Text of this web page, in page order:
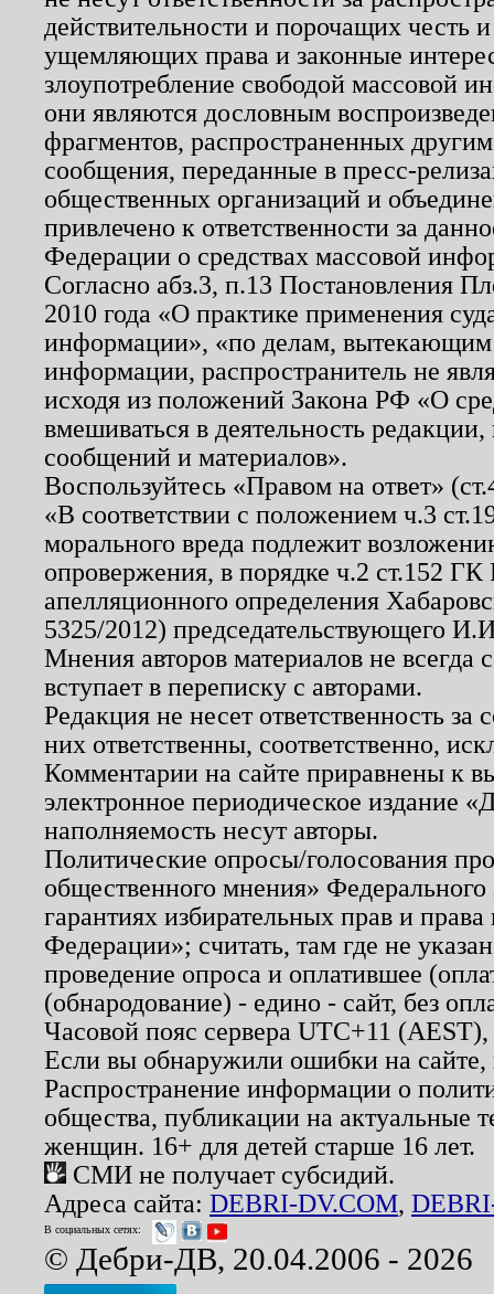
действительности и порочащих честь
ущемляющих права и законные
злоупотребление свободой массовой
они являются дословным
фрагментов, распространенных
сообщения, переданные в пресс-
общественных организаций и
привлечено к ответственности за
Федерации о средствах массовой
Согласно абз.3, п.13 Постановления
2010 года «О практике применения
информации», «по делам, вытекающим
информации, распространитель не
исходя из положений Закона РФ «О
вмешиваться в деятельность
сообщений и материалов».
Воспользуйтесь «Правом на ответ»
«В соответствии с положением ч.3
морального вреда подлежит
опровержения, в порядке ч.2 ст.152
апелляционного определения
5325/2012) председательствующего
Мнения авторов материалов не
вступает в переписку с авторами.
Редакция не несет ответственность
них ответственны, соответственно,
Комментарии на сайте приравнены к
электронное периодическое издание
наполняемость несут авторы.
Политические опросы/голосования
общественного мнения»
гарантиях избирательных прав и
Федерации»; считать, там где не
проведение опроса и оплатившее
(обнародование) - едино - сайт, без
Часовой пояс сервера UTC+11
Если вы обнаружили ошибки на
Распространение информации о
общества, публикации на актуальные
женщин. 16+ для детей старше 16 лет.
СМИ не получает субсидий.
Адреса сайта: DEBRI-DV.COM,
В социальных сетях:
© Дебри-ДВ, 20.04.2006 - 2026